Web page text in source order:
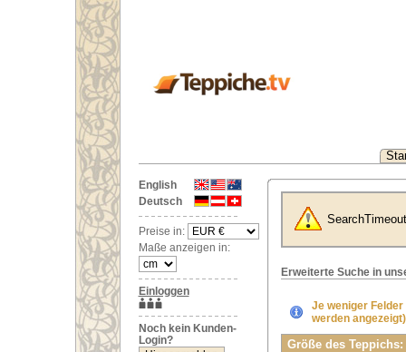
English
Deutsch
Preise in:
Maße anzeigen in:
Einloggen
Noch kein Kunden-
Login?
SearchTimeout
Erweiterte Suche in
Je weniger
werden
Größe des Teppichs: